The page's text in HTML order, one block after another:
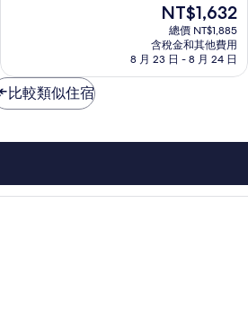
常
好，
355
評
現
在
價
格
為
NT$1,632
總價 NT$1,885
含稅金和其他費用
8 月 23 日 - 8 月 24 日
比較類似住宿